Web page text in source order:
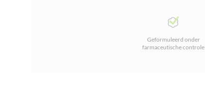
Geformuleerd onder
farmaceutische controle